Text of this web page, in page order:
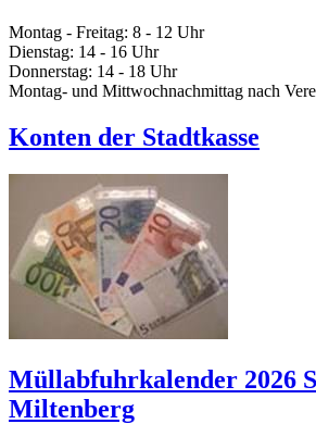
Montag - Freitag: 8 - 12 Uhr
Dienstag: 14 - 16 Uhr
Donnerstag: 14 - 18 Uhr
Montag- und Mittwochnachmittag nach
Konten der Stadtkasse
Müllabfuhrkalender 2026
Miltenberg